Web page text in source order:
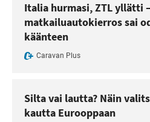
Italia hurmasi, ZTL yllätti –
matkailuautokierros sai
käänteen
Caravan Plus
Silta vai lautta? Näin
kautta Eurooppaan